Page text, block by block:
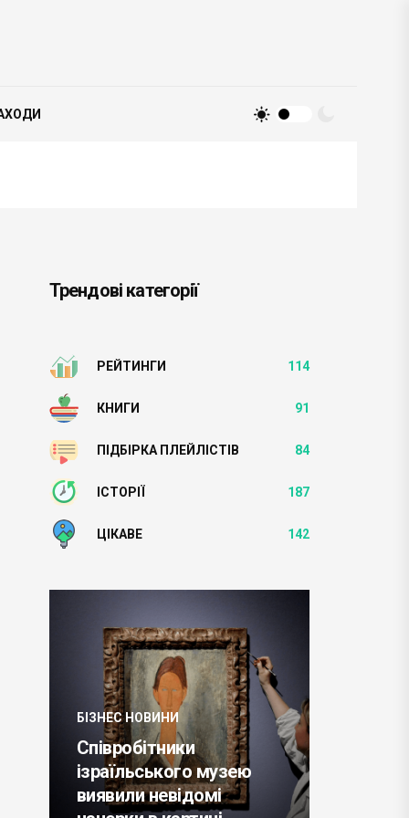
Трендові категорії
РЕЙТИНГИ 114
КНИГИ 91
ПІДБІРКА ПЛЕЙЛІСТІВ 84
ІСТОРІЇ 187
ЦІКАВЕ 142
БІЗНЕС НОВИНИ
Співробітники
ізраїльського музею
виявили невідомі